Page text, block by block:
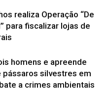
realiza Operação “De
para fiscalizar lojas de
homens e apreende
silvestres em
a crimes ambientais